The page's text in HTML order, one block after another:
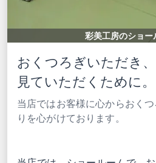
彩美工房のショー
おくつろぎいただき
見ていただくために。
当店ではお客様に心からおく
りを心がけております。